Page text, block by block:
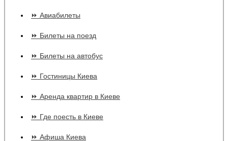
⏩ Авиабилеты
⏩ Билеты на поезд
⏩ Билеты на автобус
⏩ Гостиницы Киева
⏩ Аренда квартир в Киеве
⏩ Где поесть в Киеве
⏩ Афиша Киева